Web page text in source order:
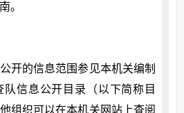
。
开的信息范围参见本机关编制
信息公开目录（以下简称目
组织可以在本机关网站上查阅